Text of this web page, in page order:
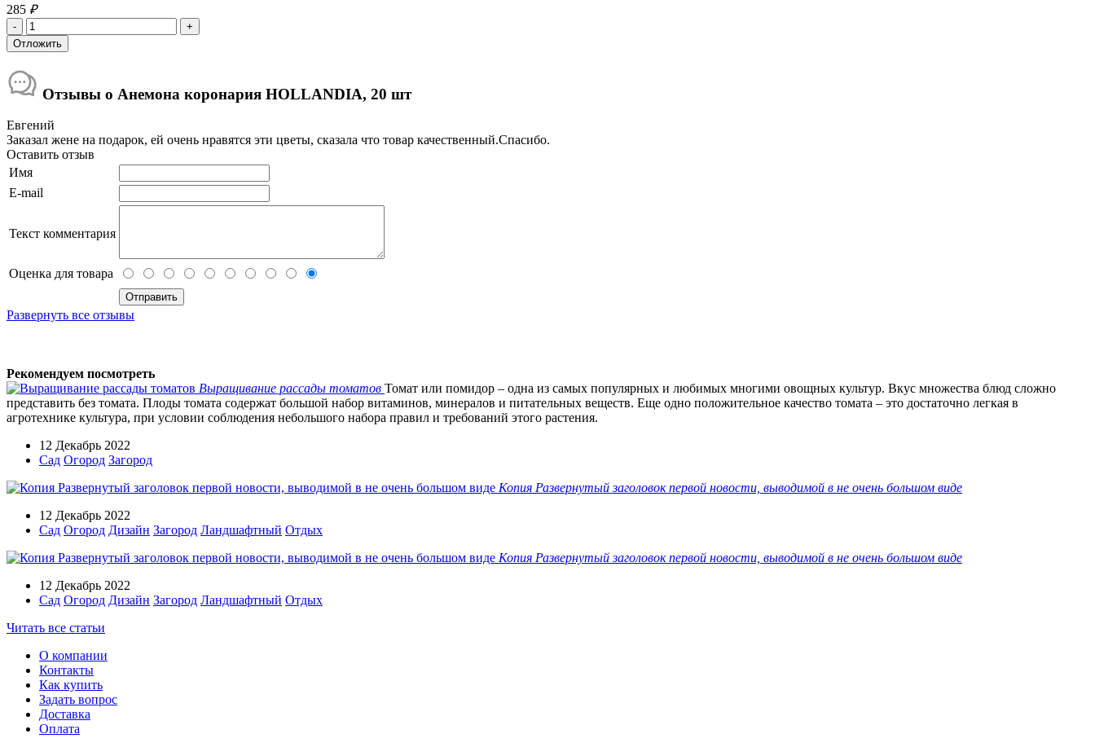
285 ₽
Отзывы о Анемона коронария HOLLANDIA, 20 шт
Евгений
Заказал жене на подарок, ей очень нравятся эти цветы, сказала что товар качественный.Спасибо.
Оставить отзыв
Имя
E-mail
Текст комментария
Оценка для товара
Развернуть все отзывы
Рекомендуем посмотреть
Выращивание рассады томатов Томат или помидор – одна из самых популярных и любимых многими овощных культур. Вкус множества блюд сложно
представить без томата. Плоды томата содержат большой набор витаминов, минералов и питательных веществ. Еще одно положительное качество томата – это достаточно легкая в
агротехнике культура, при условии соблюдения небольшого набора правил и требований этого растения.
12 Декабрь 2022
Сад Огород Загород
Копия Развернутый заголовок первой новости, выводимой в не очень большом виде
12 Декабрь 2022
Сад Огород Дизайн Загород Ландшафтный Отдых
Копия Развернутый заголовок первой новости, выводимой в не очень большом виде
12 Декабрь 2022
Сад Огород Дизайн Загород Ландшафтный Отдых
Читать все статьи
О компании
Контакты
Как купить
Задать вопрос
Доставка
Оплата